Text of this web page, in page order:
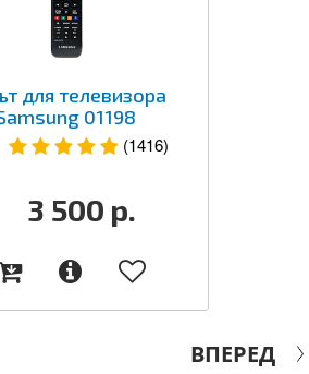
для телевизора
01198
(1416)
3 500 р.
ВПЕРЕД